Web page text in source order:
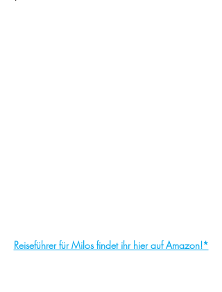
Reiseführer für Milos findet ihr hier auf Amazon!*